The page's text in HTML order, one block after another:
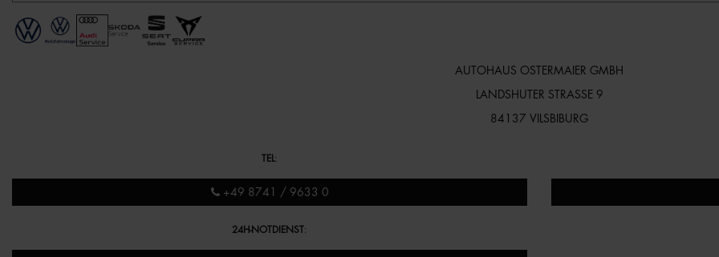
AUTOHAUS OSTERMAIER GMBH
LANDSHUTER STRASSE 9
84137 VILSBIBURG
TEL :
+49 8741 / 9633 0
24H-NOTDIENST: